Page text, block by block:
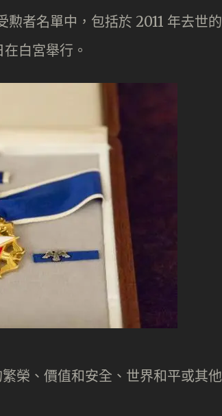
勲者名單中，包括於 2011 年去世的
白宮舉行。
榮、價值和安全、世界和平或其他